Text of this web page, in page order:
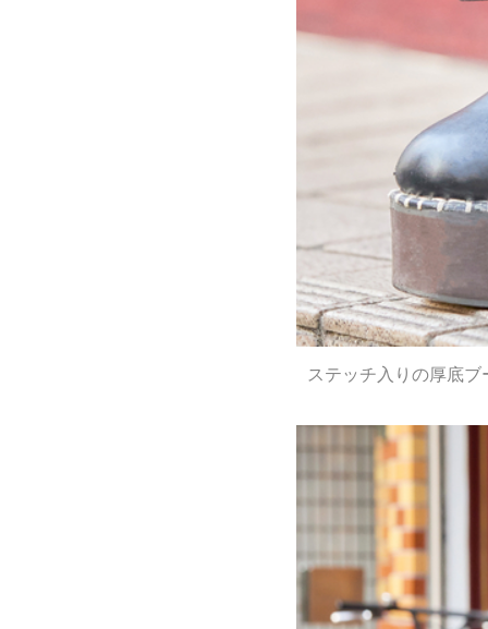
ステッチ入りの厚底